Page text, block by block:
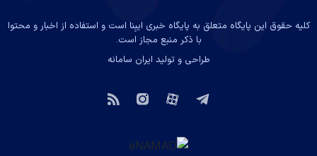
کلیه حقوق این پایگاه متعلق به پایگاه خبری ایبِنا است و استفاده از اخبار و محتوا
با ذکر منبع مجاز است.
طراحی و تولید ایران سامانه